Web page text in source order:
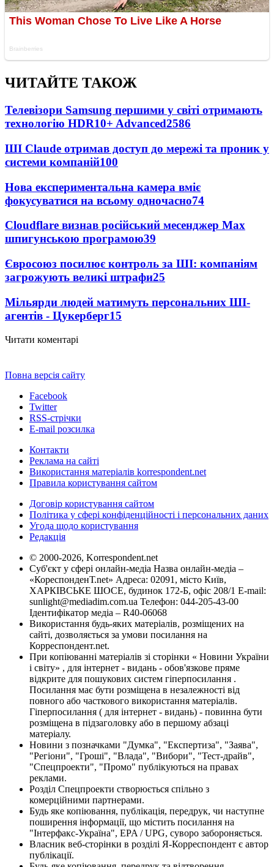
ЧИТАЙТЕ ТАКОЖ
Телевізори Samsung першими у світі отримають
технологію HDR10+ Advanced2586
ШІ Claude отримав доступ до мережі та проник у
системи компаній100
Нова експериментальна камера вміє
фокусуватися на всьому одночасно74
Cloudflare визнав російський месенджер Мах
шпигунською програмою39
Євросоюз посилює контроль за ШІ: компаніям
загрожують великі штрафи25
Мільярди людей матимуть персональних ШІ-
агентів - Цукерберг15
Читати коментарі
Повна версія сайту
Facebook
Twitter
RSS-стрічки
E-mail розсилка
Контакти
Реклама на сайті
Використання матеріалів korrespondent.net
Правила користування сайтом
Договір користування сайтом
Політика у сфері конфіденційності і персональних даних
Угода щодо користування
Редакція
© 2000-2026, Korrespondent.net
Суб'єкт у сфері онлайн-медіа Назва онлайн-медіа –
«КореспонденТ.net» Адреса: 02091, місто Київ,
ХАРКІВСЬКЕ ШОСЕ, будинок 172-Б, офіс 208/1 E-mail:
sunlight@mediadim.com.ua Телефон: 044-205-43-00
Ідентифікатор медіа – R40-06068
Використання будь-яких матеріалів, розміщених на
сайті, дозволяється за умови посилання на
Корреспондент.net.
При копіюванні матеріалів зі сторінки « Новини України
і світу» , для інтернет - видань - обов'язкове пряме
відкрите для пошукових систем гіперпосилання .
Посилання має бути розміщена в незалежності від
повного або часткового використання матеріалів.
Гіперпосилання ( для інтернет - видань) - повинна бути
розміщена в підзаголовку або в першому абзаці
матеріалу.
Новини з позначками "Думка", "Експертиза", "Заява",
"Регіони", "Гроші", "Влада", "Вибори", "Тест-драйв",
"Спецпроекти", "Промо" публікуються на правах
реклами.
Розділ Спецпроекти створюється спільно з
комерційними партнерами.
Будь яке копіювання, публікація, передрук, чи наступне
поширення інформації, що містить посилання на
"Інтерфакс-Україна", EPA / UPG, суворо забороняється.
Власник веб-сторінки в розділі Я-Корреспондент є автор
публікації.